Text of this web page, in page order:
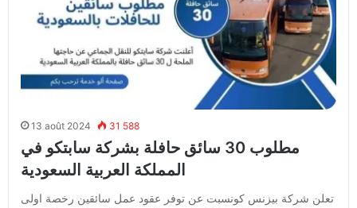
13 août 2024 31 588
مطلوب 30 سائق حافلة بشركة سابتكو في
المملكة العربية السعودية
تعلن شركة بيزنس كونسبت عن توفر عقود عمل سائقين رخصة اولى